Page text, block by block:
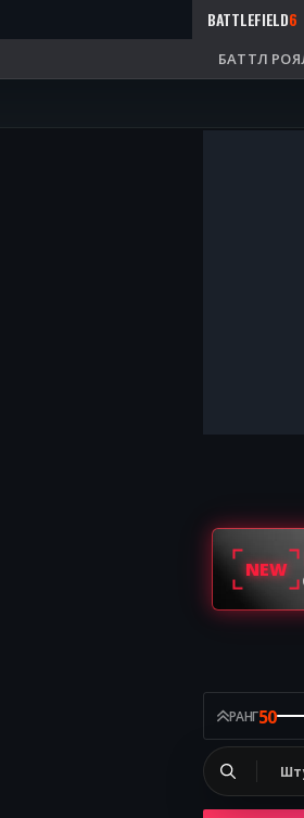
BATTLEFIELD6
БАТТЛ
NEW
РАНГ50